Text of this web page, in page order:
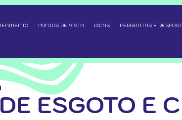
PONTOS DE VISTA DICAS PERGUNTAS E
ESGOTO E